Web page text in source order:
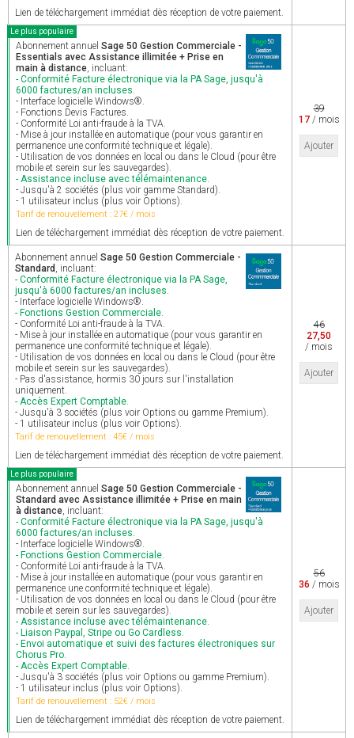
Lien de téléchargement immédiat dès réception de votre paiement.
Le plus populaire
Abonnement annuel Sage 50 Gestion Commerciale -
Essentials avec Assistance illimitée + Prise en
main à distance, incluant:
- Conformité Facture électronique via la PA Sage, jusqu'à
6000 factures/an incluses.
- Interface logicielle Windows®.
- Fonctions Devis Factures.
- Conformité Loi anti-fraude à la TVA.
- Mise à jour installée en automatique (pour vous garantir en
permanence une conformité technique et légale).
- Utilisation de vos données en local ou dans le Cloud (pour être
mobile et serein sur les sauvegardes).
- Assistance incluse avec télémaintenance.
- Jusqu'à 2 sociétés (plus voir gamme Standard).
- 1 utilisateur inclus (plus voir Options).
Tarif de renouvellement : 27€ / mois
Lien de téléchargement immédiat dès réception de votre paiement.
39
17/ mois
Ajouter
Abonnement annuel Sage 50 Gestion Commerciale -
Standard , incluant:
- Conformité Facture électronique via la PA Sage,
jusqu'à 6000 factures/an incluses.
- Interface logicielle Windows®.
- Fonctions Gestion Commerciale.
- Conformité Loi anti-fraude à la TVA.
- Mise à jour installée en automatique (pour vous garantir en
permanence une conformité technique et légale).
- Utilisation de vos données en local ou dans le Cloud (pour être
mobile et serein sur les sauvegardes).
- Pas d'assistance, hormis 30 jours sur l'installation
uniquement.
- Accès Expert Comptable.
- Jusqu'à 3 sociétés (plus voir Options ou gamme Premium).
- 1 utilisateur inclus (plus voir Options).
Tarif de renouvellement : 45€ / mois
Lien de téléchargement immédiat dès réception de votre paiement.
46
27,50
/ mois
Ajouter
Le plus populaire
Abonnement annuel Sage 50 Gestion Commerciale -
Standard avec Assistance illimitée + Prise en main
à distance, incluant:
- Conformité Facture électronique via la PA Sage, jusqu'à
6000 factures/an incluses.
- Interface logicielle Windows®.
- Fonctions Gestion Commerciale.
- Conformité Loi anti-fraude à la TVA.
- Mise à jour installée en automatique (pour vous garantir en
permanence une conformité technique et légale).
- Utilisation de vos données en local ou dans le Cloud (pour être
mobile et serein sur les sauvegardes).
- Assistance incluse avec télémaintenance.
- Liaison Paypal, Stripe ou Go Cardless.
- Envoi automatique et suivi des factures électroniques sur
Chorus Pro.
- Accès Expert Comptable.
- Jusqu'à 3 sociétés (plus voir Options ou gamme Premium).
- 1 utilisateur inclus (plus voir Options).
Tarif de renouvellement : 52€ / mois
Lien de téléchargement immédiat dès réception de votre paiement.
56
36 / mois
Ajouter